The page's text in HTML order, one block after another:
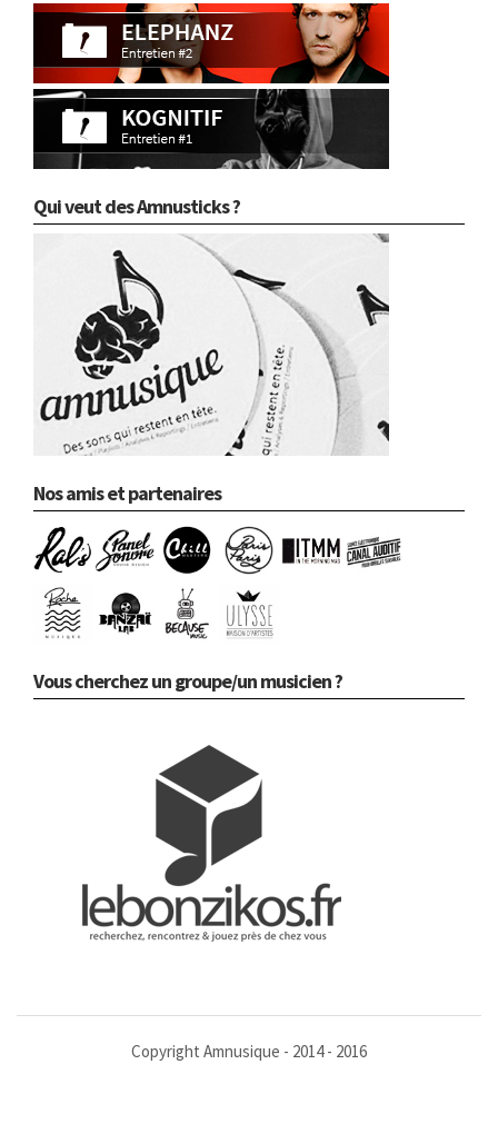
Qui veut des Amnusticks ?
Nos amis et partenaires
Vous cherchez un groupe/un musicien ?
Copyright Amnusique - 2014 - 2016